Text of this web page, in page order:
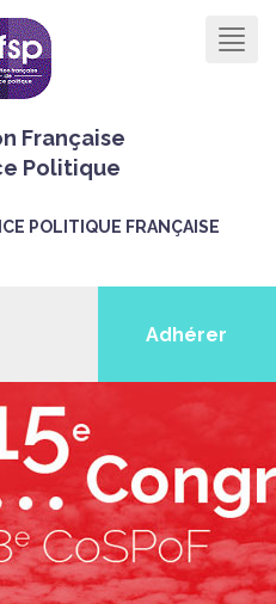
Française
Politique
POLITIQUE FRANÇAISE
Adhérer